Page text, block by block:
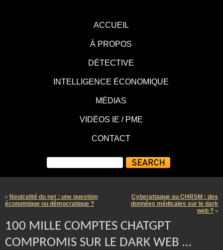
ACCUEIL
À PROPOS
DÉTECTIVE
INTELLIGENCE ÉCONOMIQUE
MÉDIAS
VIDÉOS IE / PME
CONTACT
« Neutralité du net : une question
économique ou démocratique ?
Cyberattaque au CHRSM : des
données médicales sur le dark
web ? »
100 MILLE COMPTES CHATGPT
COMPROMIS SUR LE DARK WEB …